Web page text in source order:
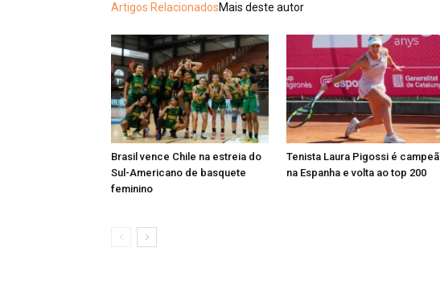
Artigos RelacionadosMais deste autor
Brasil vence Chile na estreia do
Sul-Americano de basquete
feminino
Tenista Laura Pigossi é campeã
na Espanha e volta ao top 200